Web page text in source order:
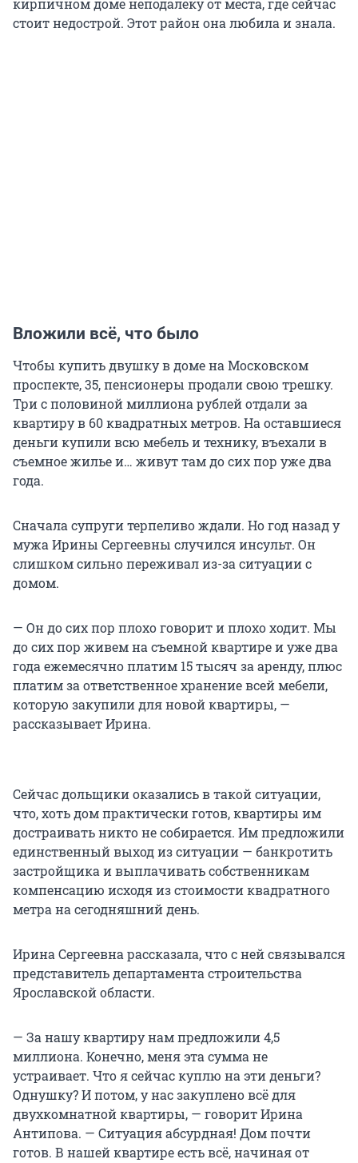
кирпичном доме неподалеку от места, где сейчас
стоит недострой. Этот район она любила и знала.
Вложили всё, что было
Чтобы купить двушку в доме на Московском
проспекте, 35, пенсионеры продали свою трешку.
Три с половиной миллиона рублей отдали за
квартиру в 60 квадратных метров. На оставшиеся
деньги купили всю мебель и технику, въехали в
съемное жилье и… живут там до сих пор уже два
года.
Сначала супруги терпеливо ждали. Но год назад у
мужа Ирины Сергеевны случился инсульт. Он
слишком сильно переживал из-за ситуации с
домом.
— Он до сих пор плохо говорит и плохо ходит. Мы
до сих пор живем на съемной квартире и уже два
года ежемесячно платим 15 тысяч за аренду, плюс
платим за ответственное хранение всей мебели,
которую закупили для новой квартиры, —
рассказывает Ирина.
Сейчас дольщики оказались в такой ситуации,
что, хоть дом практически готов, квартиры им
достраивать никто не собирается. Им предложили
единственный выход из ситуации — банкротить
застройщика и выплачивать собственникам
компенсацию исходя из стоимости квадратного
метра на сегодняшний день.
Ирина Сергеевна рассказала, что с ней связывался
представитель департамента строительства
Ярославской области.
— За нашу квартиру нам предложили 4,5
миллиона. Конечно, меня эта сумма не
устраивает. Что я сейчас куплю на эти деньги?
Однушку? И потом, у нас закуплено всё для
двухкомнатной квартиры, — говорит Ирина
Антипова. — Ситуация абсурдная! Дом почти
готов. В нашей квартире есть всё, начиная от